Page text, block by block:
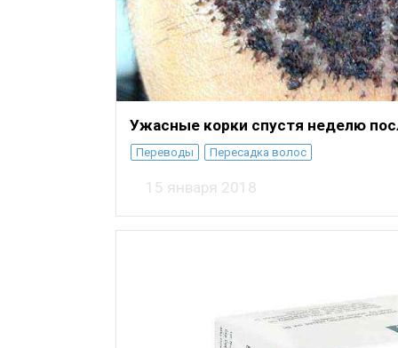
Ужасные корки спустя неделю
Переводы Пересадка волос
15 января 2018